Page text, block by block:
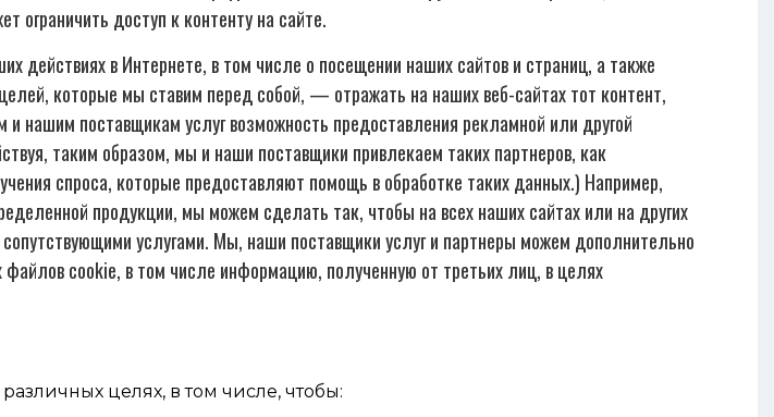
ограничить доступ к контенту на сайте.
в Интернете, в том числе о посещении наших сайтов и страниц, а также
которые мы ставим перед собой, — отражать на наших веб-сайтах тот контент,
нашим поставщикам услуг возможность предоставления рекламной или другой
таким образом, мы и наши поставщики привлекаем таких партнеров, как
спроса, которые предоставляют помощь в обработке таких данных.) Например,
продукции, мы можем сделать так, чтобы на всех наших сайтах или на других
услугами. Мы, наши поставщики услуг и партнеры можем дополнительно
cookie, в том числе информацию, полученную от третьих лиц, в целях
целях, в том числе, чтобы: